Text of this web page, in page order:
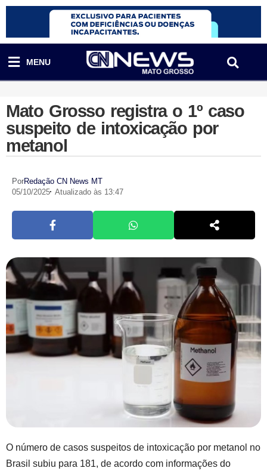
MENU
Mato Grosso registra o 1º caso
suspeito de intoxicação por
metanol
PorRedação CN News MT
05/10/2025 Atualizado às 13:47
O número de casos suspeitos de intoxicação por metanol no
Brasil subiu para 181, de acordo com informações do